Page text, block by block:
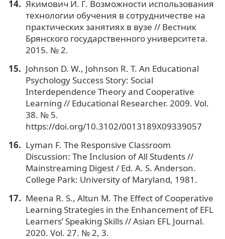
Якимович И. Г. Возможности использования
технологии обучения в сотрудничестве на
практических занятиях в вузе // Вестник
Брянского государственного университета.
2015. № 2.
Johnson D. W., Johnson R. T. An Educational
Psychology Success Story: Social
Interdependence Theory and Cooperative
Learning // Educational Researcher. 2009. Vol.
38. № 5.
https://doi.org/10.3102/0013189X09339057
Lyman F. The Responsive Classroom
Discussion: The Inclusion of All Students //
Mainstreaming Digest / Ed. A. S. Anderson.
College Park: University of Maryland, 1981.
Meena R. S., Altun M. The Effect of Cooperative
Learning Strategies in the Enhancement of EFL
Learners’ Speaking Skills // Asian EFL Journal.
2020. Vol. 27. № 2, 3.